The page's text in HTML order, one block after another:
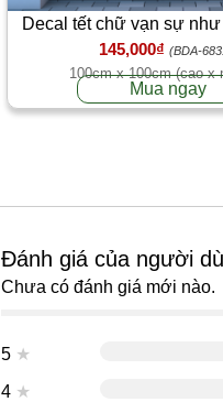
Decal tết chữ vạn sự
thịnh vượng
145,000₫ (BDA-
100cm x 100cm (cao x
Mua ngay
Đánh giá của người
Chưa có đánh giá mới nào.
5 ★
4 ★